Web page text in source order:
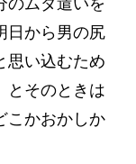
ムダ遣いを
日から男の尻
思い込むため
とそのときは
こかおかしか